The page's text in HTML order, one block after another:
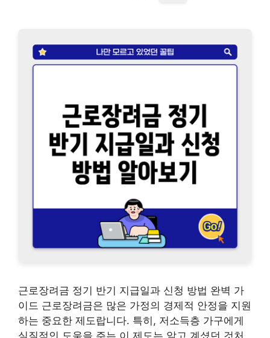
근로장려금 정기 반기 지급일과 신청 방법 완벽 가
이드 근로장려금은 많은 가정의 경제적 안정을 지원
하는 중요한 제도랍니다. 특히, 저소득층 가구에게